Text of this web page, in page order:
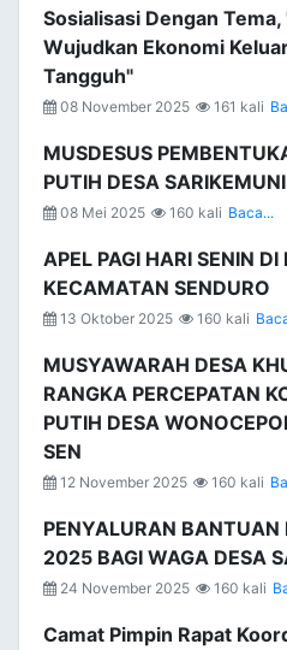
Sosialisasi Dengan
Wujudkan Ekonomi
Tangguh"
08 November 2025 161 kali
MUSDESUS
PUTIH DESA
08 Mei 2025 160 kali Baca...
APEL PAGI HARI SENIN
KECAMATAN SENDURO
13 Oktober 2025 160 kali
MUSYAWARAH DESA
RANGKA PERCEPATAN
PUTIH DESA
SEN
12 November 2025 160 kali
PENYALURAN BANTUAN
2025 BAGI WAGA DESA
24 November 2025 160 kali
Camat Pimpin Rapat